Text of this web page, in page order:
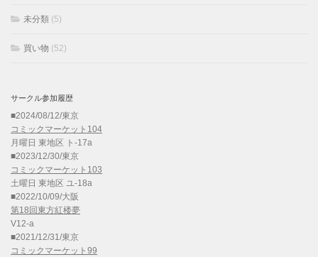
未分類 (5)
買い物 (52)
サークル参加履歴
■2024/08/12/東京
コミックマーケット104
月曜日 東地区 ト-17a
■2023/12/30/東京
コミックマーケット103
土曜日 東地区 ユ-18a
■2022/10/09/大阪
第18回東方紅楼夢
V12-a
■2021/12/31/東京
コミックマーケット99